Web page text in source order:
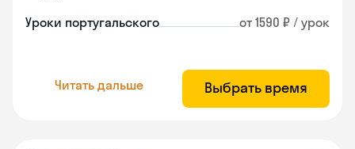
Уроки португальского от 1590 ₽ / урок
Читать дальше Выбрать время